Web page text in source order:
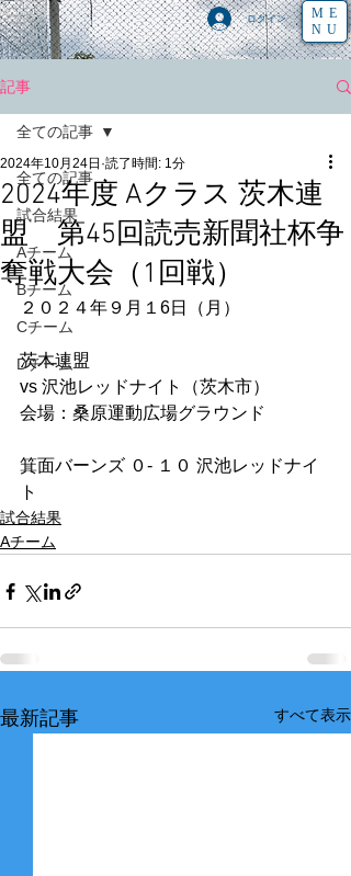
ログイン
ME
NU
記事
全ての記事
試合結果
Aチーム
Bチーム
Cチーム
Dチーム
全ての記事
2024年度 Aクラス 茨木連
盟 第45回読売新聞社杯争
奪戦大会（1回戦）
2024年10月24日 読了時間: 1分
２０２４年９月１6日（月）
茨木連盟
vs 沢池レッドナイト（茨木市）
会場：桑原運動広場グラウンド
箕面バーンズ ０- １０ 沢池レッドナイ
ト
試合結果
Aチーム
最新記事 すべて表示